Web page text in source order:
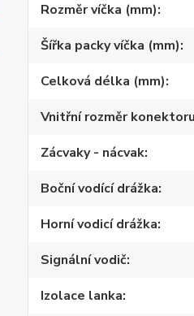
Rozměr víčka (mm)
Šířka packy víčka (mm)
Celková délka (mm)
Vnitřní rozměr
Zácvaky - nácvak
Boční vodící drážka
Horní vodicí drážka
Signální vodič
Izolace lanka